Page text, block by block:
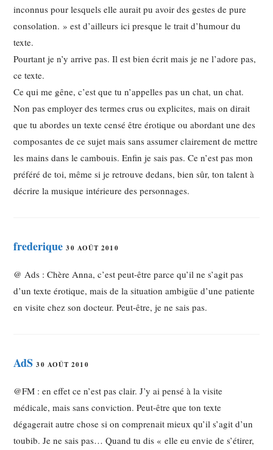
inconnus pour lesquels elle aurait pu avoir des gestes de pure
consolation. » est d’ailleurs ici presque le trait d’humour du
texte.
Pourtant je n’y arrive pas. Il est bien écrit mais je ne l’adore pas,
ce texte.
Ce qui me gêne, c’est que tu n’appelles pas un chat, un chat.
Non pas employer des termes crus ou explicites, mais on dirait
que tu abordes un texte censé être érotique ou abordant une des
composantes de ce sujet mais sans assumer clairement de mettre
les mains dans le cambouis. Enfin je sais pas. Ce n’est pas mon
préféré de toi, même si je retrouve dedans, bien sûr, ton talent à
décrire la musique intérieure des personnages.
frederique 30 AOÛT 2010
@ Ads : Chère Anna, c’est peut-être parce qu’il ne s’agit pas
d’un texte érotique, mais de la situation ambigüe d’une patiente
en visite chez son docteur. Peut-être, je ne sais pas.
AdS 30 AOÛT 2010
@FM : en effet ce n’est pas clair. J’y ai pensé à la visite
médicale, mais sans conviction. Peut-être que ton texte
dégagerait autre chose si on comprenait mieux qu’il s’agit d’un
toubib. Je ne sais pas… Quand tu dis « elle eu envie de s’étirer,